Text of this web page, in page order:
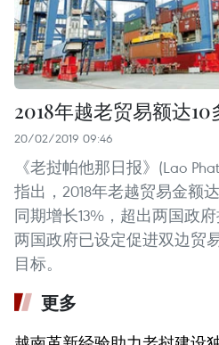
2018年越老贸易额达10
20/02/2019 09:46
《老挝帕他那日报》(Lao
指出，2018年老越贸易金额
同期增长13%，超出两国政
两国政府已设定促进双边贸
目标。
更多